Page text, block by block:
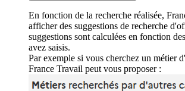
En fonction de la recherche réalisée,
afficher des suggestions de recherche
suggestions sont calculées en fonction
avez saisis.
Par exemple si vous cherchez un métier
France Travail peut vous proposer :